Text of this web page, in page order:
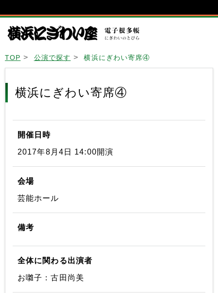
TOP 公演で探す 横浜にぎわい寄席④
横浜にぎわい寄席④
開催日時
2017年8月4日 14:00開演
会場
芸能ホール
備考
全体に関わる出演者
お囃子：古田尚美